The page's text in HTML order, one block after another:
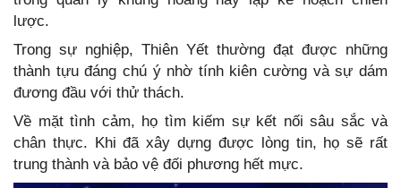
lược.
Trong sự nghiệp, Thiên Yết thường đạt được những
thành tựu đáng chú ý nhờ tính kiên cường và sự dám
đương đầu với thử thách.
Về mặt tình cảm, họ tìm kiếm sự kết nối sâu sắc và
chân thực. Khi đã xây dựng được lòng tin, họ sẽ rất
trung thành và bảo vệ đối phương hết mực.